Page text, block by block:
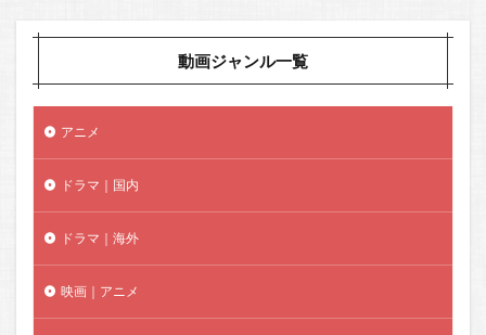
動画ジャンル一覧
アニメ
ドラマ｜国内
ドラマ｜海外
映画｜アニメ